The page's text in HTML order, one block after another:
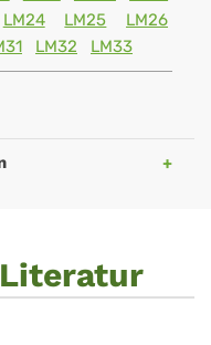
LM24 LM25
LM26
LM32 LM33